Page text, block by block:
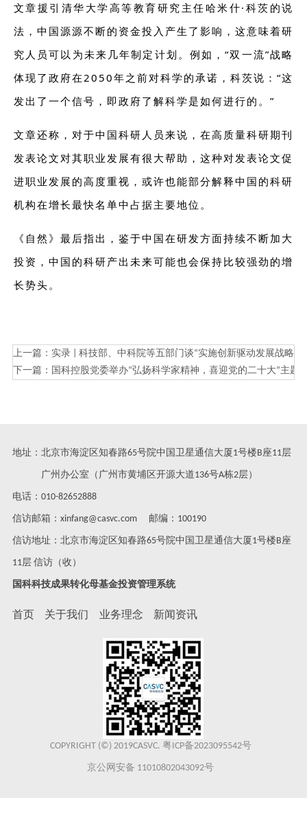
文章援引清华大学高等教育研究主任哈米什·科茨的说
法，中国源源不断的资金投入产生了影响，这意味着研
究人员可以为未来几年制定计划。例如，“双一流”战略
体现了政府在2050年之前对科学的承诺，科茨说：“这
发出了一个信号，即政府了解科学是如何进行的。”
文章还称，对于中国科研人员来说，在高质量科研期刊
发表论文对其职业发展有很大帮助，这种对发表论文促
进职业发展的高度重视，或许也能部分解释中国的科研
机构在增长最快名单中占据主要地位。
《自然》最后指出，鉴于中国在研发方面持续不断加大
投资，中国的科研产出未来可能也会保持比较强劲的增
长势头。
上一篇： 实录 | 科技部、中科院等五部门谈“实施创新驱动发展战略
下一篇： 国科控股党委举办“弘扬科学家精神，喜迎党的二十大”主题
地址：北京市海淀区知春路65号院中国卫星通信大厦1号楼B座11层
广州办公室（广州市黄埔区开源大道136号A栋2层）
电话：010-82652888
信访邮箱：xinfang@casvc.com 邮编：100190
信访地址：北京市海淀区知春路65号院中国卫星通信大厦1号楼B座
11层 信访（收）
国科科技成果转化母基金投资管理系统
首页 关于我们 业务理念 新闻资讯
COPYRIGHT (©) 2019CASVC. 粤ICP备2023095542号
京公网安备 11010802043092号